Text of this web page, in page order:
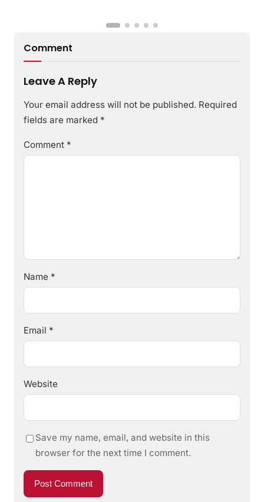
Comment
Leave A Reply
Your email address will not be published. Required
fields are marked *
Comment *
Name *
Email *
Website
Save my name, email, and website in this
browser for the next time I comment.